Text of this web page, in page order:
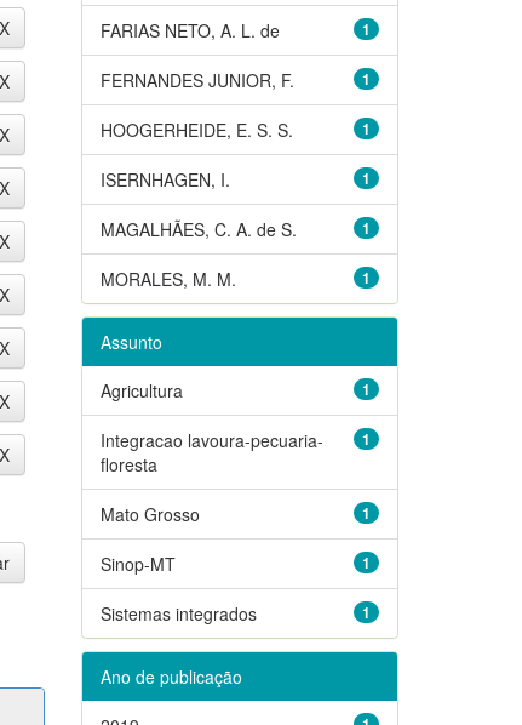
1
FARIAS NETO, A. L. de
1
FERNANDES JUNIOR, F.
1
HOOGERHEIDE, E. S. S.
1
ISERNHAGEN, I.
1
MAGALHÃES, C. A. de S.
1
MORALES, M. M.
Assunto
1
Agricultura
1
Integracao lavoura-pecuaria-
floresta
1
Mato Grosso
1
Sinop-MT
1
Sistemas integrados
Ano de publicação